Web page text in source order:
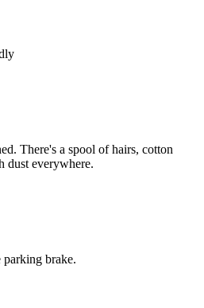
There's a spool of hairs, cotton
dust everywhere.
parking brake.